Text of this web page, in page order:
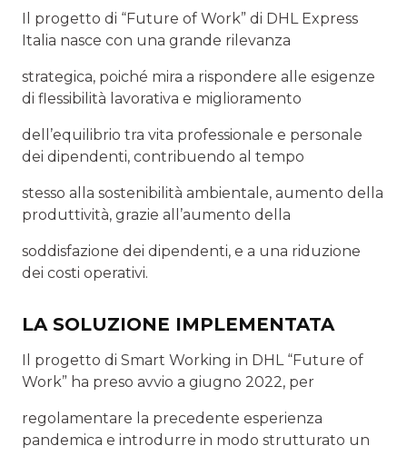
Il progetto di “Future of Work” di DHL Express
Italia nasce con una grande rilevanza
strategica, poiché mira a rispondere alle esigenze
di flessibilità lavorativa e miglioramento
dell’equilibrio tra vita professionale e personale
dei dipendenti, contribuendo al tempo
stesso alla sostenibilità ambientale, aumento della
produttività, grazie all’aumento della
soddisfazione dei dipendenti, e a una riduzione
dei costi operativi.
LA SOLUZIONE IMPLEMENTATA
Il progetto di Smart Working in DHL “Future of
Work” ha preso avvio a giugno 2022, per
regolamentare la precedente esperienza
pandemica e introdurre in modo strutturato un